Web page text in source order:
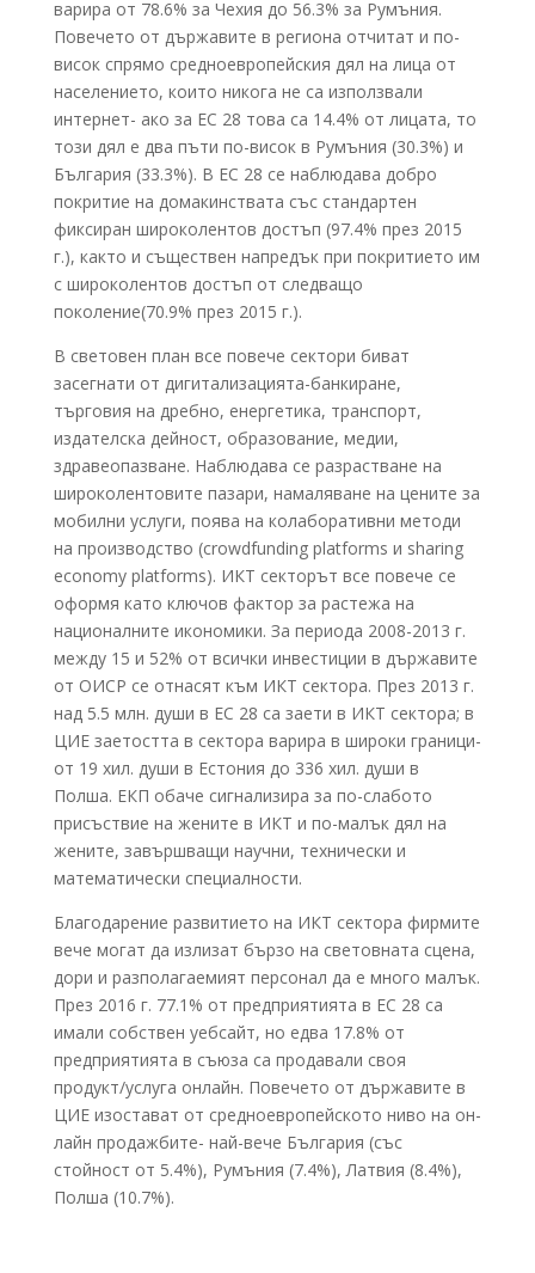
варира от 78.6% за Чехия до 56.3% за Румъния.
Повечето от държавите в региона отчитат и по-
висок спрямо средноевропейския дял на лица от
населението, които никога не са използвали
интернет- ако за ЕС 28 това са 14.4% от лицата, то
този дял е два пъти по-висок в Румъния (30.3%) и
България (33.3%). В ЕС 28 се наблюдава добро
покритие на домакинствата със стандартен
фиксиран широколентов достъп (97.4% през 2015
г.), както и съществен напредък при покритието им
с широколентов достъп от следващо
поколение(70.9% през 2015 г.).
В световен план все повече сектори биват
засегнати от дигитализацията-банкиране,
търговия на дребно, енергетика, транспорт,
издателска дейност, образование, медии,
здравеопазване. Наблюдава се разрастване на
широколентовите пазари, намаляване на цените за
мобилни услуги, поява на колаборативни методи
на производство (crowdfunding platforms и sharing
economy platforms). ИКТ секторът все повече се
оформя като ключов фактор за растежа на
националните икономики. За периода 2008-2013 г.
между 15 и 52% от всички инвестиции в държавите
от ОИСР се отнасят към ИКТ сектора. През 2013 г.
над 5.5 млн. души в ЕС 28 са заети в ИКТ сектора; в
ЦИЕ заетостта в сектора варира в широки граници-
от 19 хил. души в Естония до 336 хил. души в
Полша. ЕКП обаче сигнализира за по-слабото
присъствие на жените в ИКТ и по-малък дял на
жените, завършващи научни, технически и
математически специалности.
Благодарение развитието на ИКТ сектора фирмите
вече могат да излизат бързо на световната сцена,
дори и разполагаемият персонал да е много малък.
През 2016 г. 77.1% от предприятията в ЕС 28 са
имали собствен уебсайт, но едва 17.8% от
предприятията в съюза са продавали своя
продукт/услуга онлайн. Повечето от държавите в
ЦИЕ изостават от средноевропейското ниво на он-
лайн продажбите- най-вече България (със
стойност от 5.4%), Румъния (7.4%), Латвия (8.4%),
Полша (10.7%).